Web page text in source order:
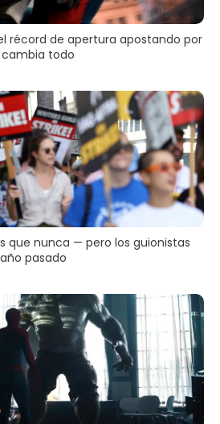
récord de apertura apostando por
todo
que nunca — pero los guionistas
pasado